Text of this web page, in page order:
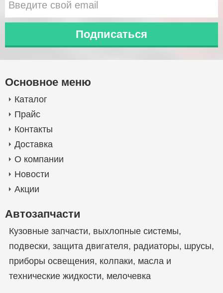
Основное меню
Каталог
Прайс
Контакты
Доставка
О компании
Новости
Акции
Автозапчасти
Кузовные запчасти, выхлопные системы,
подвески, защита двигателя, радиаторы, шрусы,
приборы освещения, колпаки, масла и
технические жидкости, мелочевка